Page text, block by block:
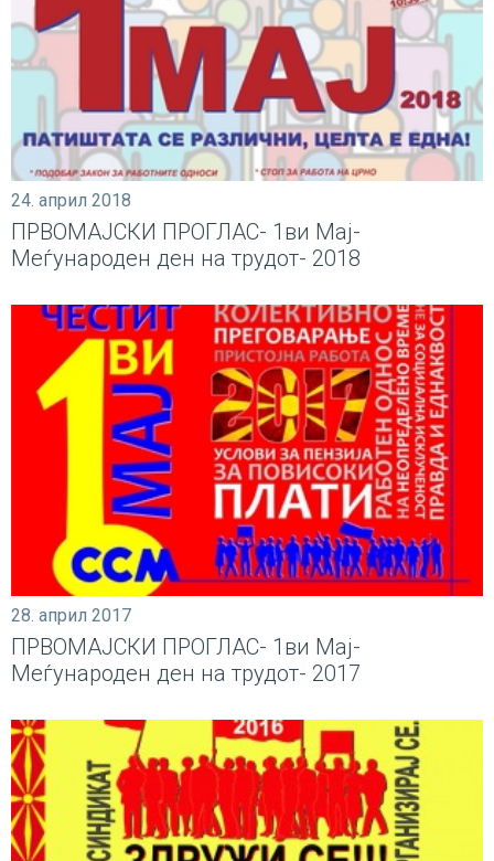
24. април 2018
ПРВОМАЈСКИ ПРОГЛАС- 1ви Мај-
Меѓународен ден на трудот- 2018
28. април 2017
ПРВОМАЈСКИ ПРОГЛАС- 1ви Мај-
Меѓународен ден на трудот- 2017